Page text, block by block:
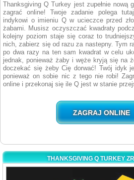
Thanksgiving Q Turkey jest zupełnie nową
zagrać online! Twoje zadanie polega
indykowi o imieniu Q w ucieczce przed
żabami. Musisz oczyszczać kwadraty
kolejny poziom staje się coraz to
nich, zabierz się od razu za nastepny. Tym
po dwa razy na ten sam kwadrat w celu
jednak, ponieważ żaby i węże kryją się na
doczekać się żeby Cię dorwać! Twój idyk
ponieważ on sobie nic z tego nie robi!
online i przekonaj się ile Q jest w stanie
ZAGRAJ ONLINE
THANKSGIVING Q TURKEY